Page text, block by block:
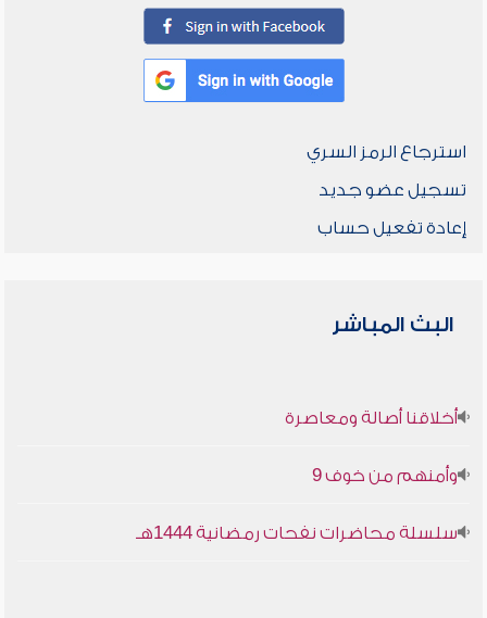
استرجاع الرمز السري
تسجيل عضو جديد
إعادة تفعيل حساب
البث المباشر
أخلاقنا أصالة ومعاصرة
وأمنهم من خوف 9
سلسلة محاضرات نفحات رمضانية 1444هـ